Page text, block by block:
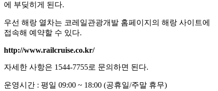
에 부딪히게 된다.
우선 해랑 열차는 코레일관광개발 홈페이지의 해랑 사이트에
접속해 예약할 수 있다.
http://www.railcruise.co.kr/
자세한 사항은 1544-7755로 문의하면 된다.
운영시간 : 평일 09:00 ~ 18:00 (공휴일/주말 휴무)